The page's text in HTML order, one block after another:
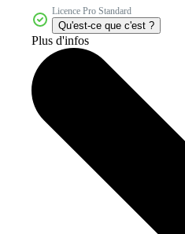
Licence Pro Standard
Qu'est-ce que c'est ?
Plus d'infos